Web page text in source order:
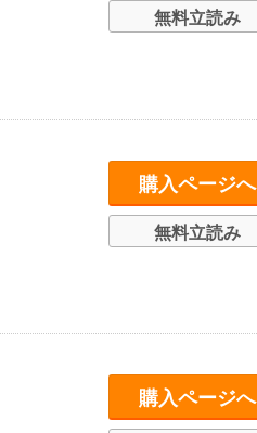
無料立読み
購入ページへ
無料立読み
購入ページへ